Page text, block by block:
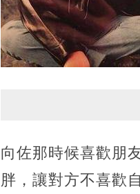
向佐那時候喜歡朋
胖，讓對方不喜歡